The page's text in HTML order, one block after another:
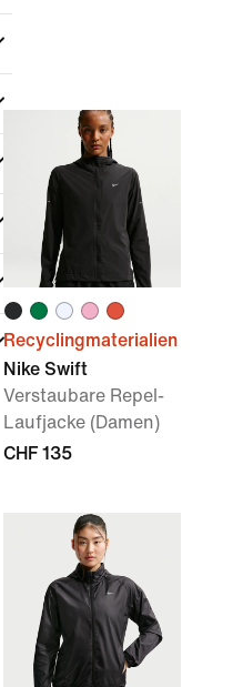
Recyclingmaterialien
Nike Swift
Verstaubare Repel-
Laufjacke (Damen)
CHF 135